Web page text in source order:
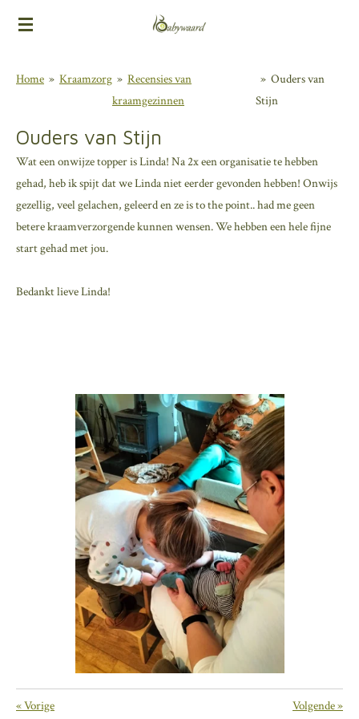
Ga
deHome » Kraamzorg » Recensies van
kraamgezinnen
» Ouders van
Stijn
Ouders van Stijn
Wat een onwijze topper is Linda! Na 2x een organisatie te hebben
gehad, heb ik spijt dat we Linda niet eerder gevonden hebben! Onwijs
gezellig, veel gelachen, geleerd en ze is to the point.. had me geen
betere kraamverzorgende kunnen wensen. We hebben een hele fijne
start gehad met jou.
Bedankt lieve Linda!
«Vorige Volgende»